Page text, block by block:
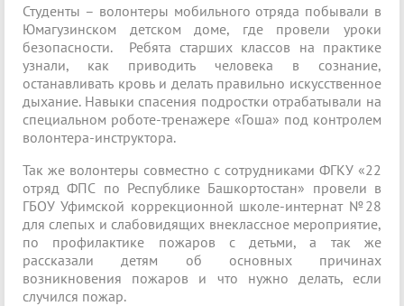
Студенты – волонтеры мобильного отряда побывали в
Юмагузинском детском доме, где провели уроки
безопасности. Ребята старших классов на практике
узнали, как приводить человека в сознание,
останавливать кровь и делать правильно искусственное
дыхание. Навыки спасения подростки отрабатывали на
специальном роботе-тренажере «Гоша» под контролем
волонтера-инструктора.
Так же волонтеры совместно с сотрудниками ФГКУ «22
отряд ФПС по Республике Башкортостан» провели в
ГБОУ Уфимской коррекционной школе-интернат №28
для слепых и слабовидящих внеклассное мероприятие,
по профилактике пожаров с детьми, а так же
рассказали детям об основных причинах
возникновения пожаров и что нужно делать, если
случился пожар.